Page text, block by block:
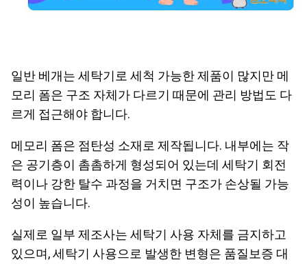
일반 베개는 세탁기로 세척 가능한 제품이 많지만 메
모리 폼은 구조 자체가 다르기 때문에 관리 방법도 다
르게 접근해야 합니다.
메모리 폼은 점탄성 소재로 제작됩니다. 내부에는 작
은 공기층이 촘촘하게 형성되어 있는데 세탁기 회전
력이나 강한 탈수 과정을 거치면 구조가 손상될 가능
성이 높습니다.
실제로 일부 제조사는 세탁기 사용 자체를 금지하고
있으며, 세탁기 사용으로 발생한 변형은 품질보증 대